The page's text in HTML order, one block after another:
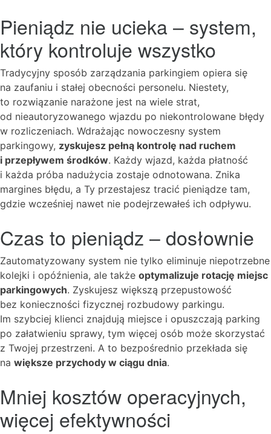
Pieniądz nie ucieka – system,
który kontroluje wszystko
Tradycyjny sposób zarządzania parkingiem opiera się
na zaufaniu i stałej obecności personelu. Niestety,
to rozwiązanie narażone jest na wiele strat,
od nieautoryzowanego wjazdu po niekontrolowane błędy
w rozliczeniach. Wdrażając nowoczesny system
parkingowy, zyskujesz pełną kontrolę nad ruchem
i przepływem środków. Każdy wjazd, każda płatność
i każda próba nadużycia zostaje odnotowana. Znika
margines błędu, a Ty przestajesz tracić pieniądze tam,
gdzie wcześniej nawet nie podejrzewałeś ich odpływu.
Czas to pieniądz – dosłownie
Zautomatyzowany system nie tylko eliminuje niepotrzebne
kolejki i opóźnienia, ale także optymalizuje rotację miejsc
parkingowych. Zyskujesz większą przepustowość
bez konieczności fizycznej rozbudowy parkingu.
Im szybciej klienci znajdują miejsce i opuszczają parking
po załatwieniu sprawy, tym więcej osób może skorzystać
z Twojej przestrzeni. A to bezpośrednio przekłada się
na większe przychody w ciągu dnia.
Mniej kosztów operacyjnych,
więcej efektywności